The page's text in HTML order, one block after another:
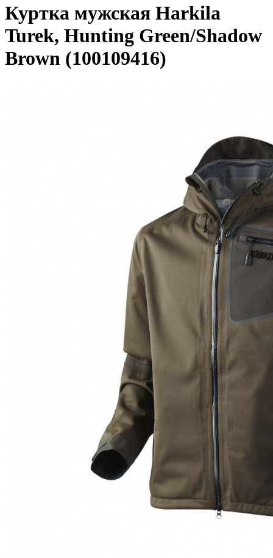
Куртка мужская Harkila
Turek, Hunting Green/Shadow
Brown (100109416)